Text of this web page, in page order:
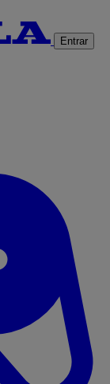
Entrar